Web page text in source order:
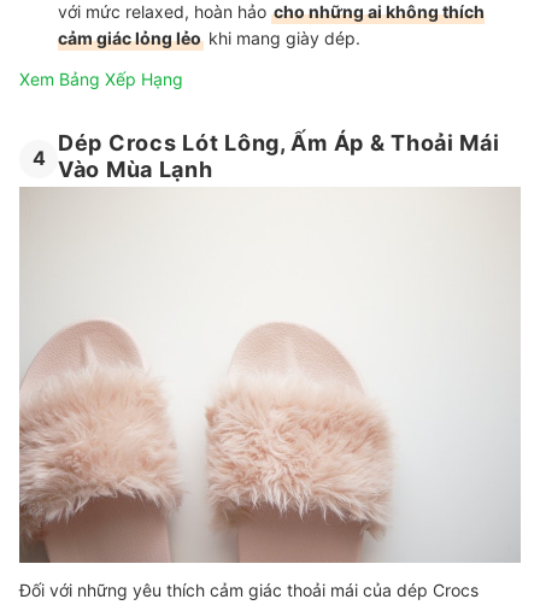
với mức relaxed, hoàn hảo cho những ai không thích
cảm giác lỏng lẻo khi mang giày dép.
Xem Bảng Xếp Hạng
4
Dép Crocs Lót Lông, Ấm Áp & Thoải Mái
Vào Mùa Lạnh
Đối với những yêu thích cảm giác thoải mái của dép Crocs